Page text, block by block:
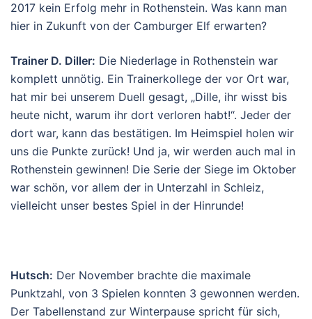
2017 kein Erfolg mehr in Rothenstein. Was kann man
hier in Zukunft von der Camburger Elf erwarten?
Trainer D. Diller: Die Niederlage in Rothenstein war
komplett unnötig. Ein Trainerkollege der vor Ort war,
hat mir bei unserem Duell gesagt, „Dille, ihr wisst bis
heute nicht, warum ihr dort verloren habt!“. Jeder der
dort war, kann das bestätigen. Im Heimspiel holen wir
uns die Punkte zurück! Und ja, wir werden auch mal in
Rothenstein gewinnen! Die Serie der Siege im Oktober
war schön, vor allem der in Unterzahl in Schleiz,
vielleicht unser bestes Spiel in der Hinrunde!
Hutsch: Der November brachte die maximale
Punktzahl, von 3 Spielen konnten 3 gewonnen werden.
Der Tabellenstand zur Winterpause spricht für sich,